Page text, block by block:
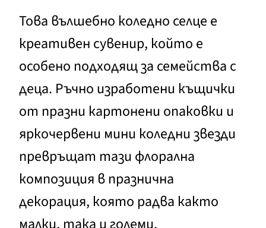
Това вълшебно коледно селце е
креативен сувенир, който е
особено подходящ за семейства с
деца. Ръчно изработени къщички
от празни картонени опаковки и
яркочервени мини коледни звезди
превръщат тази флорална
композиция в празнична
декорация, която радва както